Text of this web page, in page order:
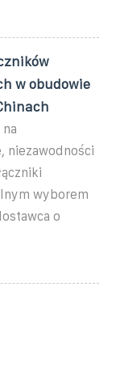
w obudowie
niezawodności
wyborem
o